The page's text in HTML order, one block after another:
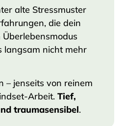
alte Stressmuster
die dein
langsam nicht mehr
– jenseits von reinem
Arbeit.Tief,
traumasensibel.